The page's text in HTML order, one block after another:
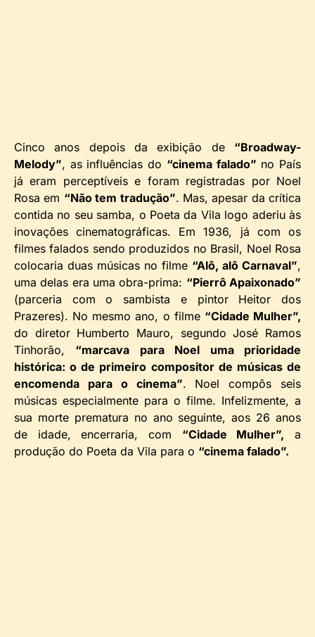
Cinco anos depois da exibição de “Broadway-
Melody”, as influências do “cinema falado” no País
já eram perceptíveis e foram registradas por Noel
Rosa em “Não tem tradução”. Mas, apesar da crítica
contida no seu samba, o Poeta da Vila logo aderiu às
inovações cinematográficas. Em 1936, já com os
filmes falados sendo produzidos no Brasil, Noel Rosa
colocaria duas músicas no filme “Alô, alô Carnaval”,
uma delas era uma obra-prima: “Pierrô Apaixonado”
(parceria com o sambista e pintor Heitor dos
Prazeres). No mesmo ano, o filme “Cidade Mulher”,
do diretor Humberto Mauro, segundo José Ramos
Tinhorão, “marcava para Noel uma prioridade
histórica: o de primeiro compositor de músicas de
encomenda para o cinema”. Noel compôs seis
músicas especialmente para o filme. Infelizmente, a
sua morte prematura no ano seguinte, aos 26 anos
de idade, encerraria, com “Cidade Mulher”, a
produção do Poeta da Vila para o “cinema falado”.